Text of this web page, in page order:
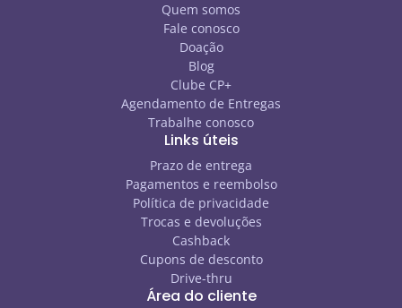
Quem somos
Fale conosco
Doação
Blog
Clube CP+
Agendamento de Entregas
Trabalhe conosco
Links úteis
Prazo de entrega
Pagamentos e reembolso
Política de privacidade
Trocas e devoluções
Cashback
Cupons de desconto
Drive-thru
Área do cliente